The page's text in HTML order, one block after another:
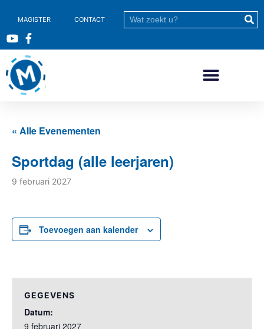
MAGISTER CONTACT
« Alle Evenementen
Sportdag (alle leerjaren)
9 februari 2027
Toevoegen aan kalender
GEGEVENS
Datum:
9 februari 2027